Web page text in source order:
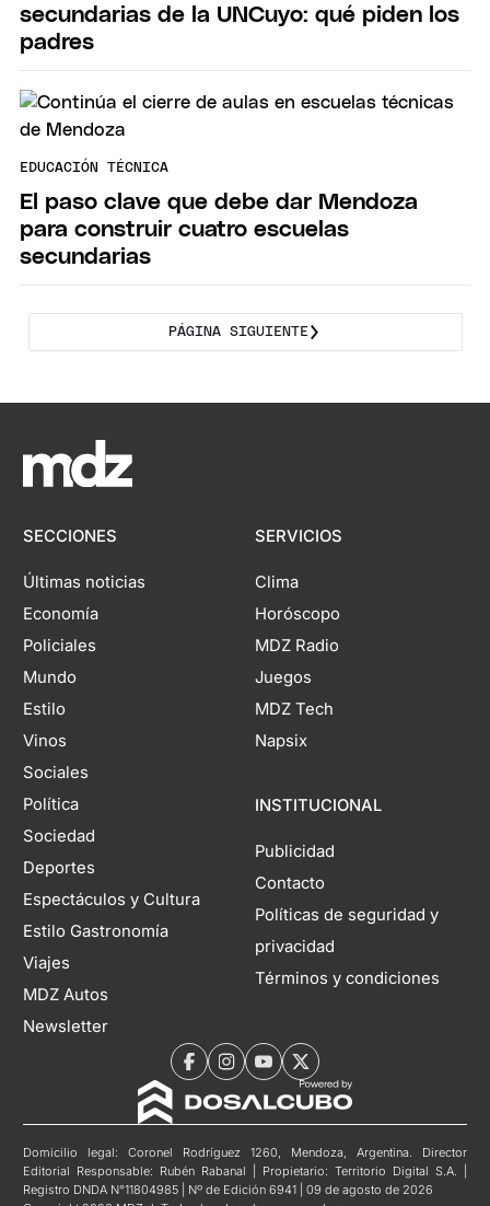
secundarias de la UNCuyo: qué piden los
padres
EDUCACIÓN TÉCNICA
El paso clave que debe dar Mendoza
para construir cuatro escuelas
secundarias
PÁGINA SIGUIENTE
SECCIONES
Últimas noticias
Economía
Policiales
Mundo
Estilo
Vinos
Sociales
Política
Sociedad
Deportes
Espectáculos y Cultura
Estilo Gastronomía
Viajes
MDZ Autos
Newsletter
SERVICIOS
Clima
Horóscopo
MDZ Radio
Juegos
MDZ Tech
Napsix
INSTITUCIONAL
Publicidad
Contacto
Políticas de seguridad y
privacidad
Términos y condiciones
Domicilio legal: Coronel Rodríguez 1260, Mendoza, Argentina. Director
Editorial Responsable: Rubén Rabanal | Propietario: Territorio Digital S.A. |
Registro DNDA N°11804985 | Nº de Edición 6941 | 09 de agosto de 2026